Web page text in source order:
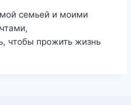
семьей и моими
чтобы прожить жизнь